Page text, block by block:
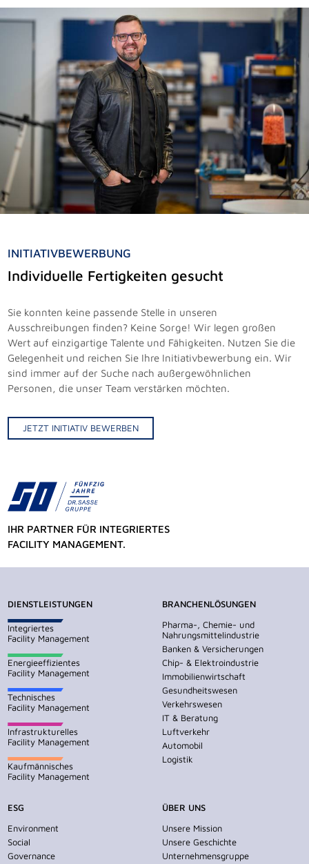
INITIATIVBEWERBUNG
Individuelle Fertigkeiten gesucht
Sie konnten keine passende Stelle in unseren
Ausschreibungen finden? Keine Sorge! Wir legen großen
Wert auf einzigartige Talente und Fähigkeiten. Nutzen Sie die
Gelegenheit und reichen Sie Ihre Initiativbewerbung ein. Wir
sind immer auf der Suche nach außergewöhnlichen
Personen, die unser Team verstärken möchten.
JETZT INITIATIV BEWERBEN
IHR PARTNER FÜR INTEGRIERTES
FACILITY MANAGEMENT.
DIENSTLEISTUNGEN
Integriertes
Facility Management
Energieeffizientes
Facility Management
Technisches
Facility Management
Infrastrukturelles
Facility Management
Kaufmännisches
Facility Management
BRANCHENLÖSUNGEN
Pharma-, Chemie- und
Nahrungsmittelindustrie
Banken & Versicherungen
Chip- & Elektroindustrie
Immobilienwirtschaft
Gesundheitswesen
Verkehrswesen
IT & Beratung
Luftverkehr
Automobil
Logistik
ESG
Environment
Social
Governance
ÜBER UNS
Unsere Mission
Unsere Geschichte
Unternehmensgruppe